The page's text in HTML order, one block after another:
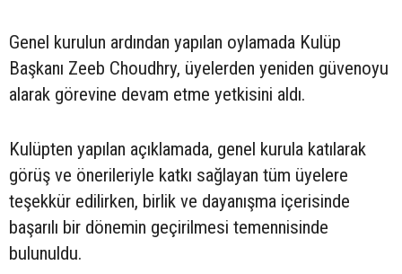
Genel kurulun ardından yapılan oylamada Kulüp
Başkanı Zeeb Choudhry, üyelerden yeniden güvenoyu
alarak görevine devam etme yetkisini aldı.
Kulüpten yapılan açıklamada, genel kurula katılarak
görüş ve önerileriyle katkı sağlayan tüm üyelere
teşekkür edilirken, birlik ve dayanışma içerisinde
başarılı bir dönemin geçirilmesi temennisinde
bulunuldu.